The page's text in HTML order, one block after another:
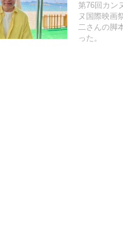
第76回カン
ヌ国際映画
二さんの脚
った。